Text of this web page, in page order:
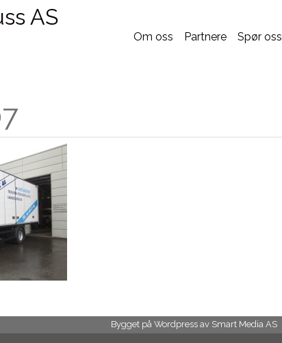
AS
Om oss Partnere Spør oss
Bygget på Wordpress av Smart Media AS